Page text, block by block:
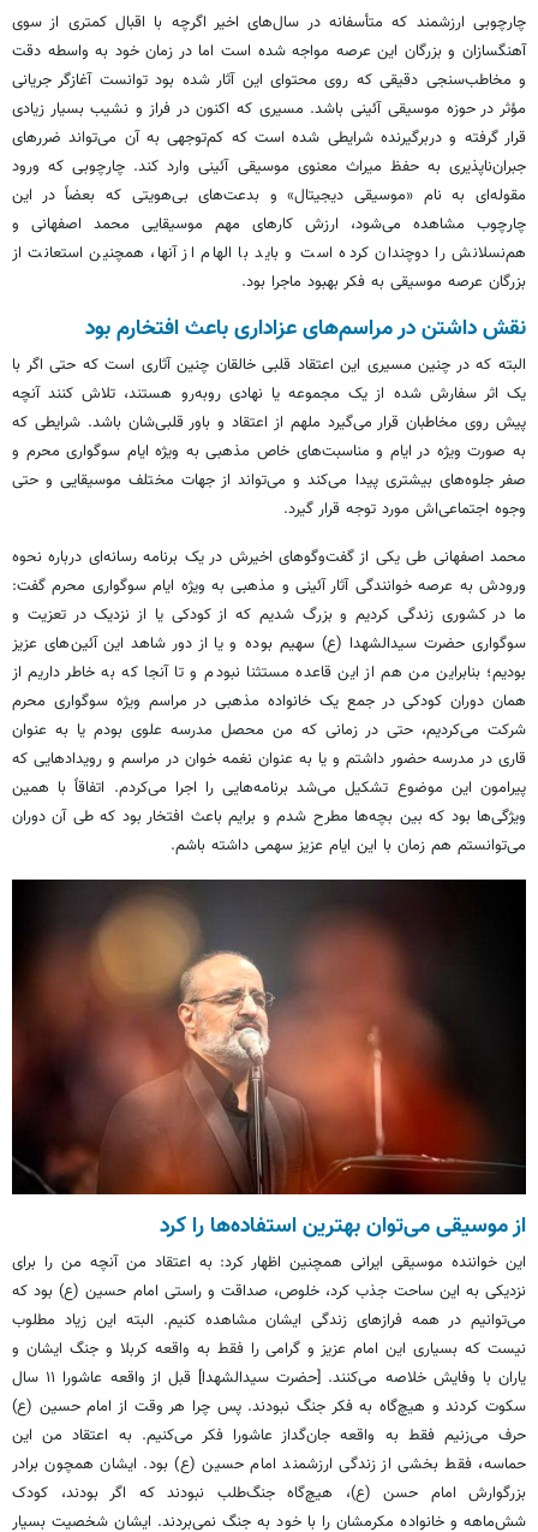
چارچوبی ارزشمند که متأسفانه در سال‌های اخیر اگرچه با اقبال کمتری از سوی
آهنگسازان و بزرگان این عرصه مواجه شده است اما در زمان خود به واسطه دقت
و مخاطب‌سنجی دقیقی که روی محتوای این آثار شده بود توانست آغازگر جریانی
مؤثر در حوزه موسیقی آئینی باشد. مسیری که اکنون در فراز و نشیب بسیار زیادی
قرار گرفته و دربرگیرنده شرایطی شده است که کم‌توجهی به آن می‌تواند ضررهای
جبران‌ناپذیری به حفظ میراث معنوی موسیقی آئینی وارد کند. چارچوبی که ورود
مقوله‌ای به نام «موسیقی دیجیتال» و بدعت‌های بی‌هویتی که بعضاً در این
چارچوب مشاهده می‌شود، ارزش کارهای مهم موسیقایی محمد اصفهانی و
هم‌نسلانش را دوچندان کرده است و باید با الهام از آنها، همچنین استعانت از
بزرگان عرصه موسیقی به فکر بهبود ماجرا بود.
نقش داشتن در مراسم‌های عزاداری باعث افتخارم بود
البته که در چنین مسیری این اعتقاد قلبی خالقان چنین آثاری است که حتی اگر با
یک اثر سفارش شده از یک مجموعه یا نهادی روبه‌رو هستند، تلاش کنند آنچه
پیش روی مخاطبان قرار می‌گیرد ملهم از اعتقاد و باور قلبی‌شان باشد. شرایطی که
به صورت ویژه در ایام و مناسبت‌های خاص مذهبی به ویژه ایام سوگواری محرم و
صفر جلوه‌های بیشتری پیدا می‌کند و می‌تواند از جهات مختلف موسیقایی و حتی
وجوه اجتماعی‌اش مورد توجه قرار گیرد.
محمد اصفهانی طی یکی از گفت‌وگوهای اخیرش در یک برنامه رسانه‌ای درباره نحوه
ورودش به عرصه خوانندگی آثار آئینی و مذهبی به ویژه ایام سوگواری محرم گفت:
ما در کشوری زندگی کردیم و بزرگ شدیم که از کودکی یا از نزدیک در تعزیت و
سوگواری حضرت سیدالشهدا (ع) سهیم بوده و یا از دور شاهد این آئین‌های عزیز
بودیم؛ بنابراین من هم از این قاعده مستثنا نبودم و تا آنجا که به خاطر داریم از
همان دوران کودکی در جمع یک خانواده مذهبی در مراسم ویژه سوگواری محرم
شرکت می‌کردیم، حتی در زمانی که من محصل مدرسه علوی بودم یا به عنوان
قاری در مدرسه حضور داشتم و یا به عنوان نغمه خوان در مراسم و رویدادهایی که
پیرامون این موضوع تشکیل می‌شد برنامه‌هایی را اجرا می‌کردم. اتفاقاً با همین
ویژگی‌ها بود که بین بچه‌ها مطرح شدم و برایم باعث افتخار بود که طی آن دوران
می‌توانستم هم زمان با این ایام عزیز سهمی داشته باشم.
از موسیقی می‌توان بهترین استفاده‌ها را کرد
این خواننده موسیقی ایرانی همچنین اظهار کرد: به اعتقاد من آنچه من را برای
نزدیکی به این ساحت جذب کرد، خلوص، صداقت و راستی امام حسین (ع)بود که
می‌توانیم در همه فرازهای زندگی ایشان مشاهده کنیم. البته این زیاد مطلوب
نیست که بسیاری این امام عزیز و گرامی را فقط به واقعه کربلا و جنگ ایشان و
یاران با وفایش خلاصه می‌کنند. [حضرت سیدالشهدا] قبل از واقعه عاشورا ۱۱ سال
سکوت کردند و هیچ‌گاه به فکر جنگ نبودند. پس چرا هر وقت از امام حسین (ع)
حرف می‌زنیم فقط به واقعه جان‌گداز عاشورا فکر می‌کنیم. به اعتقاد من این
حماسه، فقط بخشی از زندگی ارزشمند امام حسین (ع) بود. ایشان همچون برادر
بزرگوارش امام حسن (ع)، هیچ‌گاه جنگ‌طلب نبودند که اگر بودند، کودک
شش‌ماهه و خانواده مکرمشان را با خود به جنگ نمی‌بردند. ایشان شخصیت بسیار